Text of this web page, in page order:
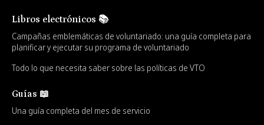
Libros electrónicos 📚
Campañas emblemáticas de voluntariado: una guía completa para
planificar y ejecutar su programa de voluntariado
Todo lo que necesita saber sobre las políticas de VTO
Guías 📖
Una guía completa del mes de servicio